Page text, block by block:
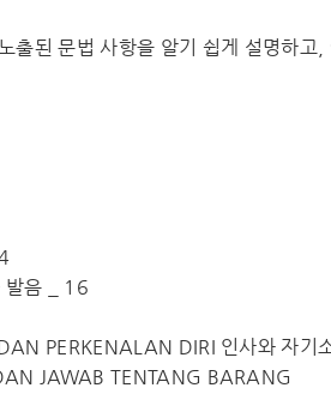
출된 문법 사항을 알기 쉽게 설명하
발음 _ 16
PERKENALAN DIRI 인사와 자기
JAWAB TENTANG BARANG